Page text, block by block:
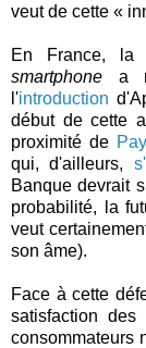
veut de cette «
En France,
smartphone a
l'introduction
début de cette
proximité de
qui, d'ailleurs,
Banque devrait
probabilité, la
veut
son âme).
Face à cette
satisfaction des
consommateurs